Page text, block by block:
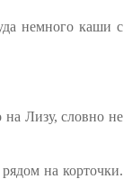
немного каши с
на Лизу, словно не
на корточки.